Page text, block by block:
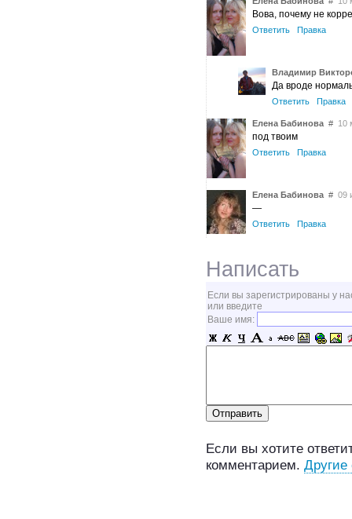
Вова, почему не
Ответить Правка
Владимир
Да вроде
Ответить Правка
Елена Бабинова # 10
под твоим
Ответить Правка
Елена Бабинова # 09
—
Ответить Правка
Написать
Если вы зарегистрированы у
или введите
Ваше имя:
Если вы хотите
комментарием. Другие